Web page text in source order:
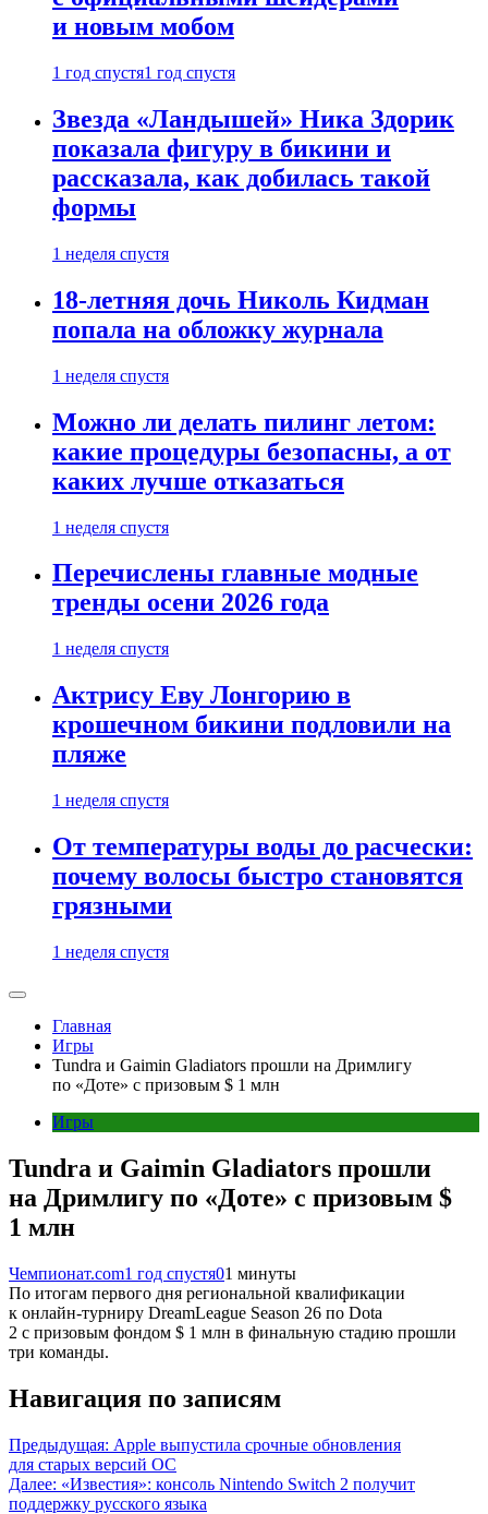
и новым мобом
1 год спустя1 год спустя
Звезда «Ландышей» Ника Здорик
показала фигуру в бикини и
рассказала, как добилась такой
формы
1 неделя спустя
18-летняя дочь Николь Кидман
попала на обложку журнала
1 неделя спустя
Можно ли делать пилинг летом:
какие процедуры безопасны, а от
каких лучше отказаться
1 неделя спустя
Перечислены главные модные
тренды осени 2026 года
1 неделя спустя
Актрису Еву Лонгорию в
крошечном бикини подловили на
пляже
1 неделя спустя
От температуры воды до расчески:
почему волосы быстро становятся
грязными
1 неделя спустя
Главная
Игры
Tundra и Gaimin Gladiators прошли на Дримлигу
по «Доте» с призовым $ 1 млн
Игры
Tundra и Gaimin Gladiators прошли
на Дримлигу по «Доте» с призовым $
1 млн
Чемпионат.com1 год спустя01 минуты
По итогам первого дня региональной квалификации
к онлайн-турниру DreamLeague Season 26 по Dota
2 с призовым фондом $ 1 млн в финальную стадию прошли
три команды.
Навигация по записям
Предыдущая: Apple выпустила срочные обновления
для старых версий ОС
Далее: «Известия»: консоль Nintendo Switch 2 получит
поддержку русского языка